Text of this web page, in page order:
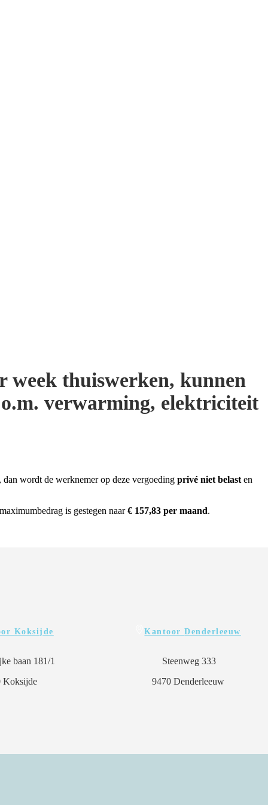
week thuiswerken, kunnen
verwarming, elektriciteit
dan wordt de werknemer op deze vergoeding privé niet belast en
is gestegen naar€ 157,83 per maand.
Koksijde
baan 181/1
Koksijde
Kantoor Denderleeuw
Steenweg 333
9470 Denderleeuw